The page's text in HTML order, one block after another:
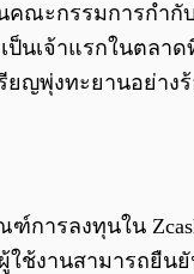
คณะกรรมการก
ะเป็นเจ้าแรกใน
ยญพุ่งทะยานอย่าง
การลงทุนใน
ใช้งานสามารถยื